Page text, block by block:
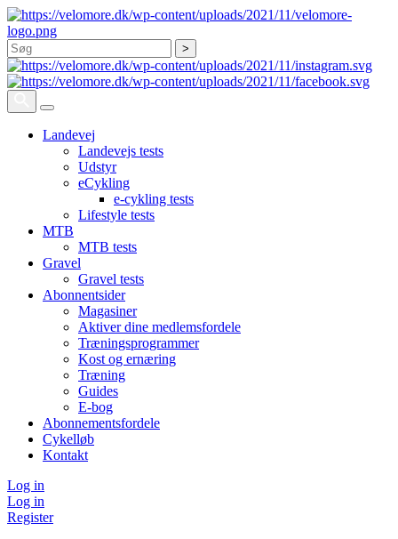
Søg
Landevej
Landevejs tests
Udstyr
eCykling
e-cykling tests
Lifestyle tests
MTB
MTB tests
Gravel
Gravel tests
Abonnentsider
Magasiner
Aktiver dine medlemsfordele
Træningsprogrammer
Kost og ernæring
Træning
Guides
E-bog
Abonnementsfordele
Cykelløb
Kontakt
Log in
Log in
Register